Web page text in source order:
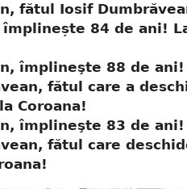
fătul Iosif
împlinește 84 de ani!
împlineşte 88 de
fătul care a
Coroana!
împlineşte 83 de
fătul care